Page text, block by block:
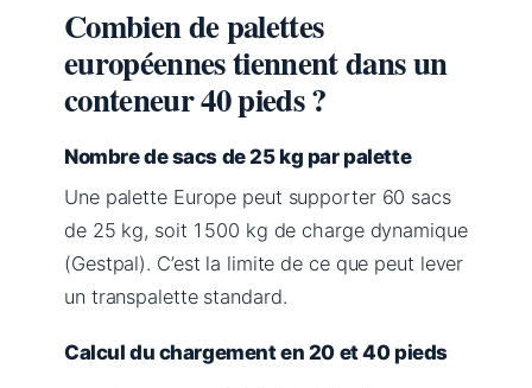
Combien de palettes
européennes tiennent dans un
conteneur 40 pieds ?
Nombre de sacs de 25 kg par palette
Une palette Europe peut supporter 60 sacs
de 25 kg, soit 1 500 kg de charge dynamique
(Gestpal). C’est la limite de ce que peut lever
un transpalette standard.
Calcul du chargement en 20 et 40 pieds